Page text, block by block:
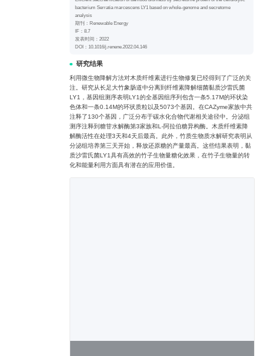
bacterium Serratia marcescens LY1 based on whole-genome and secretome
analysis
期刊：Renewable Energy
IF：8.7
发表时间：2022
DOI：10.1016/j.renene.2022.04.146
研究结果
利用微生物降解方法对木质纤维素进行生物修复已经得到了广泛的关
注。研究从长足大竹象肠道中分离到纤维素降解细菌黏质沙雷氏菌
LY1，基因组测序表明LY1的全基因组序列包含一条5.17M的环状染
色体和一条0.14M的环状质粒以及5073个基因。在CAZyme家族中共
注释了130个基因，广泛分布于碳水化合物代谢相关途径中。分泌组
测序注释到糖苷水解酶第3家族和L-阿拉伯糖异构酶。木质纤维素降
解酶活性在处理3天和4天后最高。此外，竹质生物质水解研究表明从
分泌组培养第三天开始，释放还原糖的产量最高。这些结果表明，黏
质沙雷氏菌LY1具有高效的竹子生物量糖化效果，在竹子生物量的转
化和能量利用方面具有潜在的应用价值。